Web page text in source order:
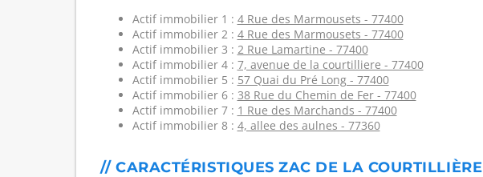
Actif immobilier 1 : 4 Rue des Marmousets - 77400
Actif immobilier 2 : 4 Rue des Marmousets - 77400
Actif immobilier 3 : 2 Rue Lamartine - 77400
Actif immobilier 4 : 7, avenue de la courtilliere - 77400
Actif immobilier 5 : 57 Quai du Pré Long - 77400
Actif immobilier 6 : 38 Rue du Chemin de Fer - 77400
Actif immobilier 7 : 1 Rue des Marchands - 77400
Actif immobilier 8 : 4, allee des aulnes - 77360
// CARACTÉRISTIQUES ZAC DE LA COURTILLIÈRE